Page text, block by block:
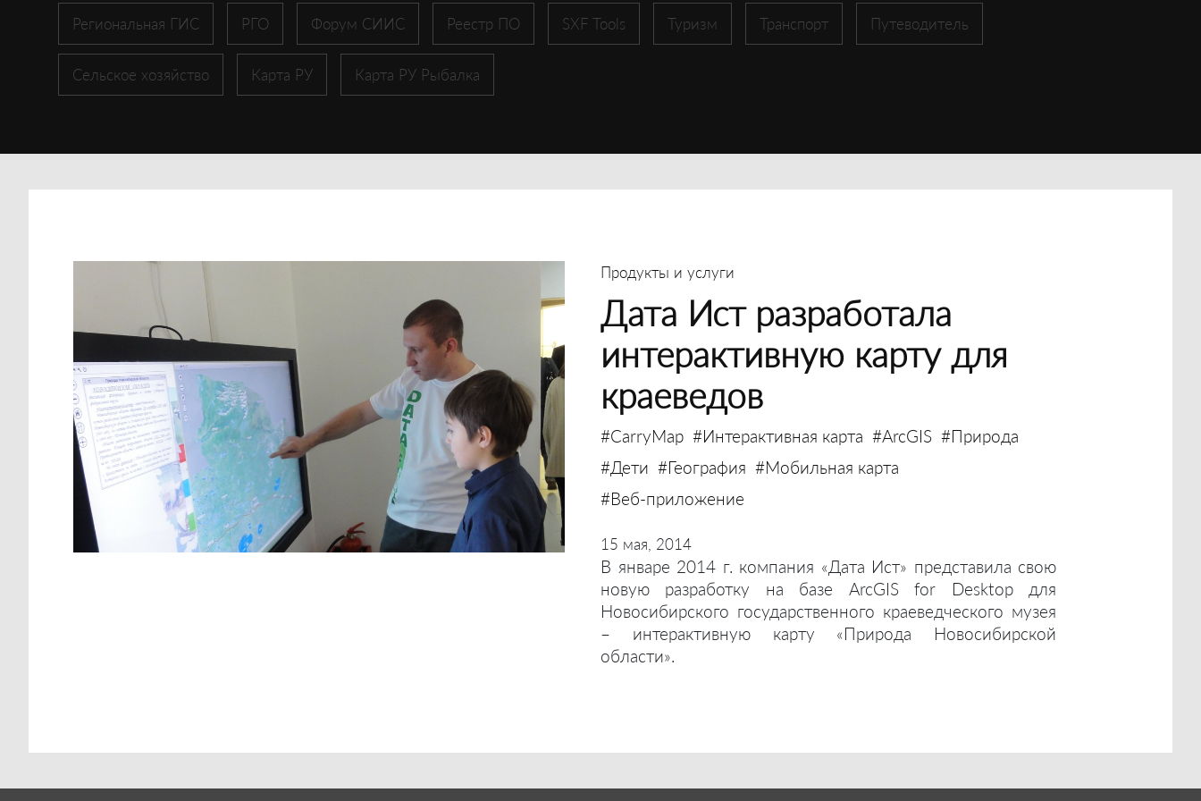
Региональная ГИС РГО Форум СИИС Реестр ПО SXF Tools Туризм Транспорт Путеводитель
Сельское хозяйство Карта РУ Карта РУ Рыбалка
Продукты и услуги
Дата Ист разработала
интерактивную карту для
краеведов
#CarryMap #Интерактивная карта #ArcGIS #Природа
#Дети #География #Мобильная карта
#Веб-приложение
15 мая, 2014
В январе 2014 г. компания «Дата Ист» представила свою
новую разработку на базе ArcGIS for Desktop для
Новосибирского государственного краеведческого музея
– интерактивную карту «Природа Новосибирской
области».